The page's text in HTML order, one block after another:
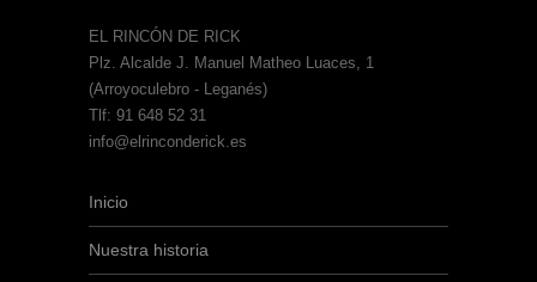
EL RINCÓN DE RICK
Plz. Alcalde J. Manuel Matheo Luaces, 1
(Arroyoculebro - Leganés)
Tlf: 91 648 52 31
info@elrinconderick.es
Inicio
Nuestra historia